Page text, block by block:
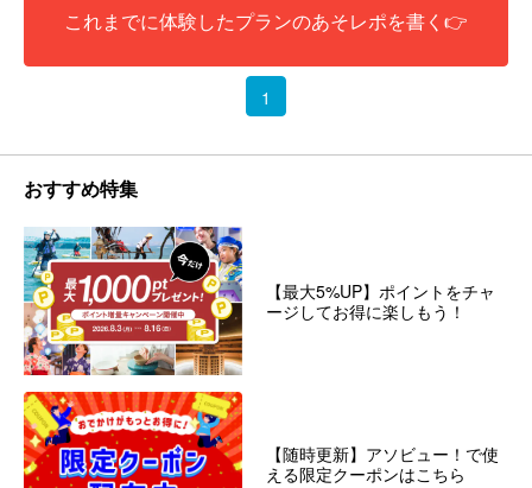
これまでに体験したプランのあそレポを書く👉
1
おすすめ特集
【最大5%UP】ポイントをチャ
ージしてお得に楽しもう！
【随時更新】アソビュー！で使
える限定クーポンはこちら